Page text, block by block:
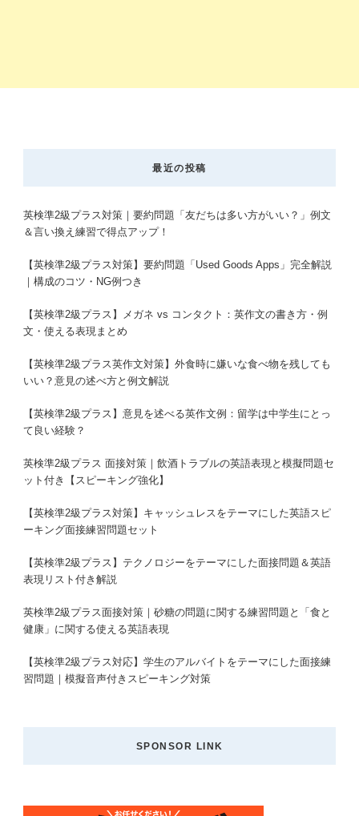
最近の投稿
英検準2級プラス対策｜要約問題「友だちは多い方がいい？」例文
＆言い換え練習で得点アップ！
【英検準2級プラス対策】要約問題「Used Goods Apps」完全解説
｜構成のコツ・NG例つき
【英検準2級プラス】メガネ vs コンタクト：英作文の書き方・例
文・使える表現まとめ
【英検準2級プラス英作文対策】外食時に嫌いな食べ物を残しても
いい？意見の述べ方と例文解説
【英検準2級プラス】意見を述べる英作文例：留学は中学生にとっ
て良い経験？
英検準2級プラス 面接対策｜飲酒トラブルの英語表現と模擬問題セ
ット付き【スピーキング強化】
【英検準2級プラス対策】キャッシュレスをテーマにした英語スピ
ーキング面接練習問題セット
【英検準2級プラス】テクノロジーをテーマにした面接問題＆英語
表現リスト付き解説
英検準2級プラス面接対策｜砂糖の問題に関する練習問題と「食と
健康」に関する使える英語表現
【英検準2級プラス対応】学生のアルバイトをテーマにした面接練
習問題｜模擬音声付きスピーキング対策
SPONSOR LINK